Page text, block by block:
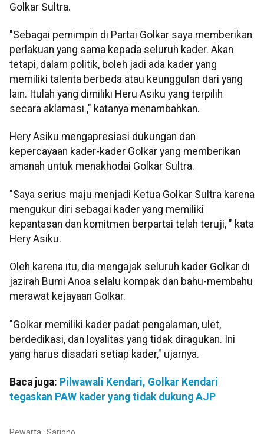
Golkar Sultra.
"Sebagai pemimpin di Partai Golkar saya memberikan
perlakuan yang sama kepada seluruh kader. Akan
tetapi, dalam politik, boleh jadi ada kader yang
memiliki talenta berbeda atau keunggulan dari yang
lain. Itulah yang dimiliki Heru Asiku yang terpilih
secara aklamasi ," katanya menambahkan.
Hery Asiku mengapresiasi dukungan dan
kepercayaan kader-kader Golkar yang memberikan
amanah untuk menakhodai Golkar Sultra.
"Saya serius maju menjadi Ketua Golkar Sultra karena
mengukur diri sebagai kader yang memiliki
kepantasan dan komitmen berpartai telah teruji, " kata
Hery Asiku.
Oleh karena itu, dia mengajak seluruh kader Golkar di
jazirah Bumi Anoa selalu kompak dan bahu-membahu
merawat kejayaan Golkar.
"Golkar memiliki kader padat pengalaman, ulet,
berdedikasi, dan loyalitas yang tidak diragukan. Ini
yang harus disadari setiap kader," ujarnya.
Baca juga: Pilwawali Kendari, Golkar Kendari
tegaskan PAW kader yang tidak dukung AJP